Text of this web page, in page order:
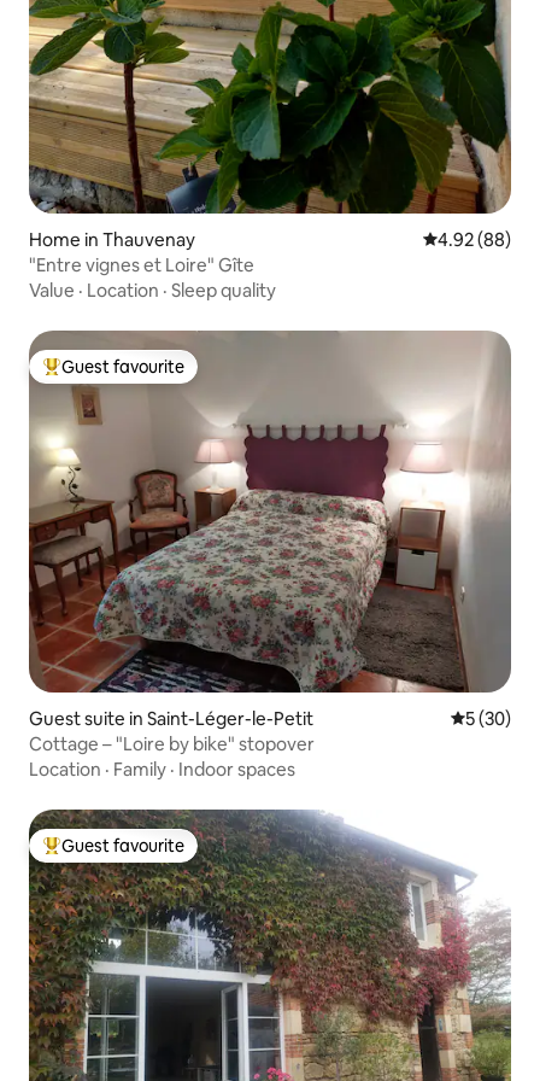
Home in Thauvenay 4.92 out of 5
4.92 (88)
"Entre vignes et Loire" Gîte
Value · Location · Sleep quality
Top guest favourite
Guest favourite
Guest suite in Saint-Léger-le-Petit 5 out of 5
5 (30)
Cottage – "Loire by bike" stopover
Location · Family · Indoor spaces
Top guest favourite
Guest favourite